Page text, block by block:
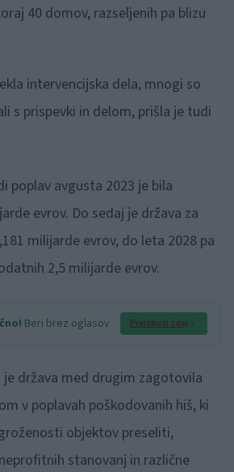
40 domov, razseljenih pa blizu
intervencijska dela, mnogi so
s prispevki in delom, prišla je tudi
poplav avgusta 2023 je bila
evrov. Do sedaj je država za
milijarde evrov, do leta 2028 pa
2,5 milijarde evrov.
Beri brez oglasov Preizkusi zdaj
je država med drugim zagotovila
v poplavah poškodovanih hiš, ki
objektov preseliti,
stanovanj in različne